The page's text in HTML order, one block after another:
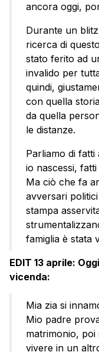
ancora oggi,
Durante un
ricerca di
stato ferito ad
invalido per
quindi,
con quella
da quella
le distanze.
Parliamo di
io nascessi,
Ma ciò che fa
avversari
stampa
famiglia è stata
EDIT 13 aprile:
vicenda:
Mia zia si
Mio padre
matrimonio,
vivere in un